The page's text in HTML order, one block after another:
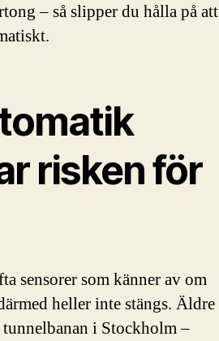
– så slipper du hålla på att
risken för
sensorer som känner av om
heller inte stängs. Äldre
i Stockholm –